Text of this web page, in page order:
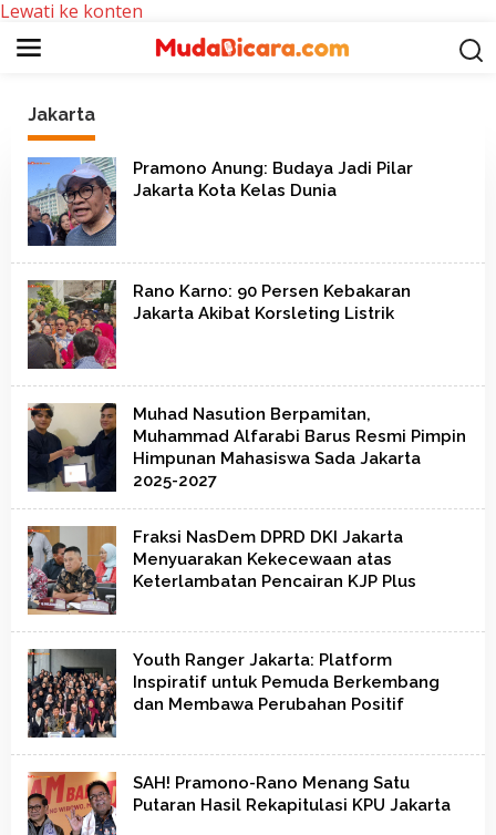
Lewati ke konten
Jakarta
Pramono Anung: Budaya Jadi Pilar
Jakarta Kota Kelas Dunia
Rano Karno: 90 Persen Kebakaran
Jakarta Akibat Korsleting Listrik
Muhad Nasution Berpamitan,
Muhammad Alfarabi Barus Resmi Pimpin
Himpunan Mahasiswa Sada Jakarta
2025-2027
Fraksi NasDem DPRD DKI Jakarta
Menyuarakan Kekecewaan atas
Keterlambatan Pencairan KJP Plus
Youth Ranger Jakarta: Platform
Inspiratif untuk Pemuda Berkembang
dan Membawa Perubahan Positif
SAH! Pramono-Rano Menang Satu
Putaran Hasil Rekapitulasi KPU Jakarta